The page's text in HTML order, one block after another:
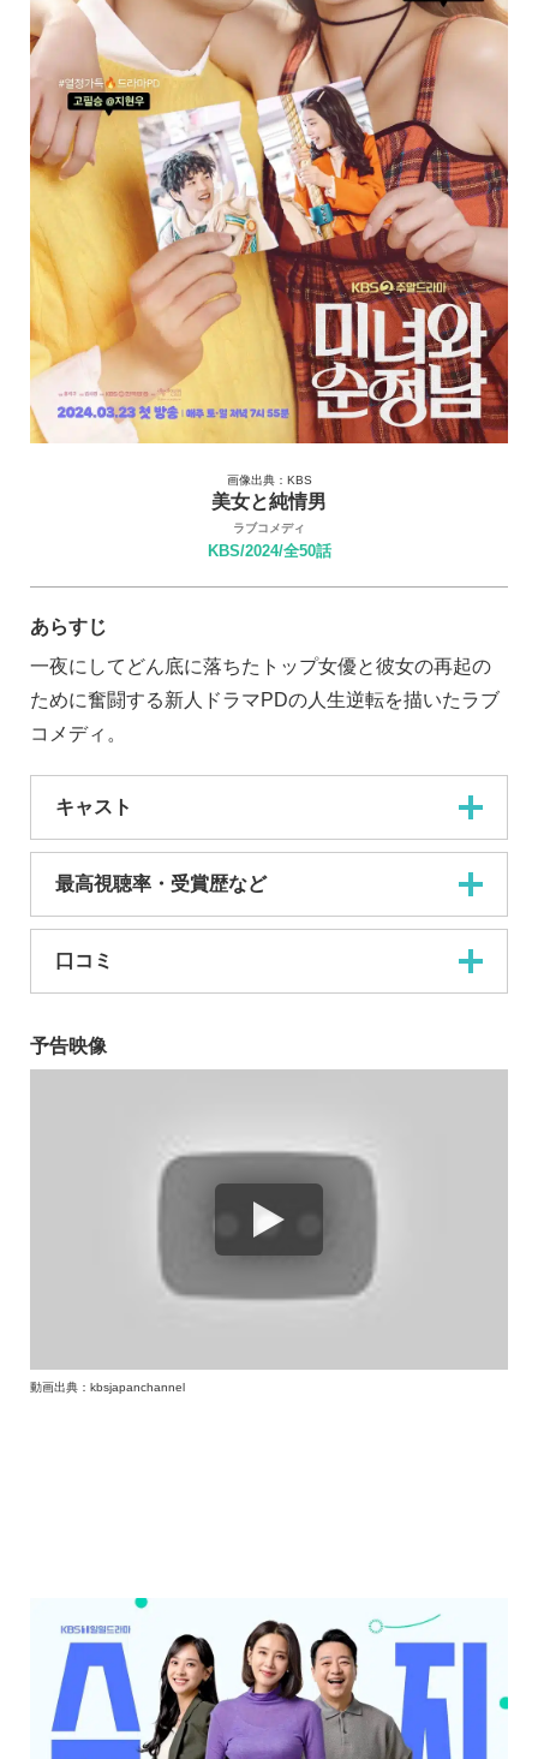
画像出典：KBS
美女と純情男
ラブコメディ
KBS/2024/全50話
あらすじ
一夜にしてどん底に落ちたトップ女優と彼女の再起の
ために奮闘する新人ドラマPDの人生逆転を描いたラブ
コメディ。
キャスト
最高視聴率・受賞歴など
口コミ
予告映像
動画出典：kbsjapanchannel